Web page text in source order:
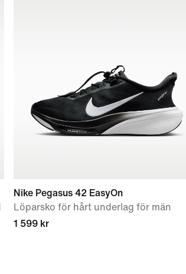
Nike Pegasus 42 EasyOn
Löparsko för hårt underlag för män
1 599 kr